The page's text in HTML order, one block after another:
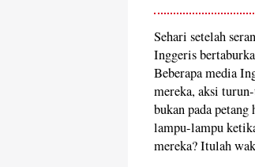
Sehari setelah
Inggeris
Beberapa media
mereka, aksi
bukan pada
lampu-lampu
mereka? Itulah